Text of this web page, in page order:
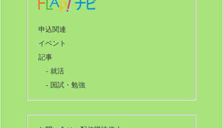
申込関連
イベント
記事
- 就活
- 国試・勉強